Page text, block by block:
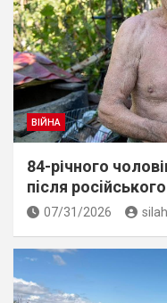
ВІЙНА
84-річного
пiсля
07/31/2026